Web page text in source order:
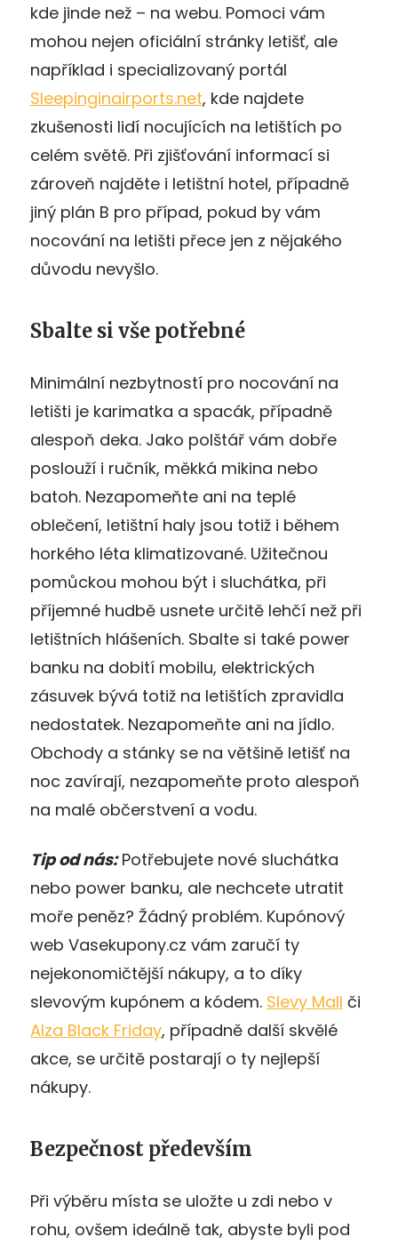
kde jinde než – na webu. Pomoci vám
mohou nejen oficiální stránky letišť, ale
například i specializovaný portál
Sleepinginairports.net, kde najdete
zkušenosti lidí nocujících na letištích po
celém světě. Při zjišťování informací si
zároveň najděte i letištní hotel, případně
jiný plán B pro případ, pokud by vám
nocování na letišti přece jen z nějakého
důvodu nevyšlo.
Sbalte si vše potřebné
Minimální nezbytností pro nocování na
letišti je karimatka a spacák, případně
alespoň deka. Jako polštář vám dobře
poslouží i ručník, měkká mikina nebo
batoh. Nezapomeňte ani na teplé
oblečení, letištní haly jsou totiž i během
horkého léta klimatizované. Užitečnou
pomůckou mohou být i sluchátka, při
příjemné hudbě usnete určitě lehčí než při
letištních hlášeních. Sbalte si také power
banku na dobití mobilu, elektrických
zásuvek bývá totiž na letištích zpravidla
nedostatek. Nezapomeňte ani na jídlo.
Obchody a stánky se na většině letišť na
noc zavírají, nezapomeňte proto alespoň
na malé občerstvení a vodu.
Tip od nás:Potřebujete nové sluchátka
nebo power banku, ale nechcete utratit
moře peněz? Žádný problém. Kupónový
web Vasekupony.cz vám zaručí ty
nejekonomičtější nákupy, a to díky
slevovým kupónem a kódem. Slevy Mall či
Alza Black Friday, případně další skvělé
akce, se určitě postarají o ty nejlepší
nákupy.
Bezpečnost především
Při výběru místa se uložte u zdi nebo v
rohu, ovšem ideálně tak, abyste byli pod